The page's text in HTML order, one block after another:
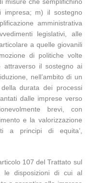
impresa; m) il sostegno
amministrativa
legislativi, alle
a quelle giovanili
di politiche volte
attraverso il sostegno ai
nell’ambito di un
durata dei processi
dalle imprese verso
brevi, con
e la valorizzazione
a principi di equita’,
107 del Trattato sul
le disposizioni di cui al